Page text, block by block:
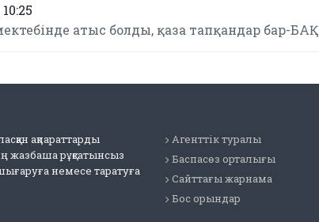
атыс болды, қаза тапқандар бар-БАҚ
ақпараттарды
жазбаша рұқсатынсыз
немесе таратуға
Агенттік туралы
Баспасөз орталығы
Сайттағы жарнама
Бос орындар